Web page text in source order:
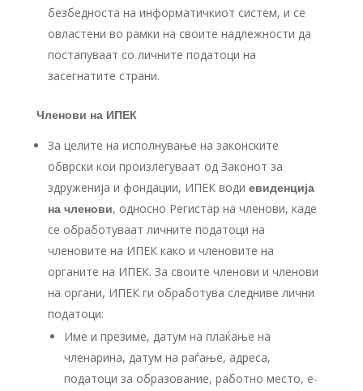
безбедноста на информатичкиот систем, и се
овластени во рамки на своите надлежности да
постапуваат со личните податоци на
засегнатите страни.
Членови на ИПЕК
За целите на исполнување на законските
обврски кои произлегуваат од Законот за
здруженија и фондации, ИПЕК води евиденција
на членови, односно Регистар на членови, каде
се обработуваат личните податоци на
членовите на ИПЕК како и членовите на
органите на ИПЕК. За своите членови и членови
на органи, ИПЕК ги обработува следниве лични
податоци:
Име и презиме, датум на плаќање на
членарина, датум на раѓање, адреса,
податоци за образование, работно место, е-